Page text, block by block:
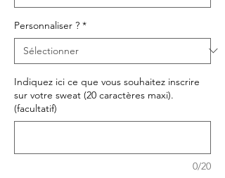
Personnaliser ? *
Indiquez ici ce que vous souhaitez inscrire
sur votre sweat (20 caractères maxi).
(facultatif)
0/20